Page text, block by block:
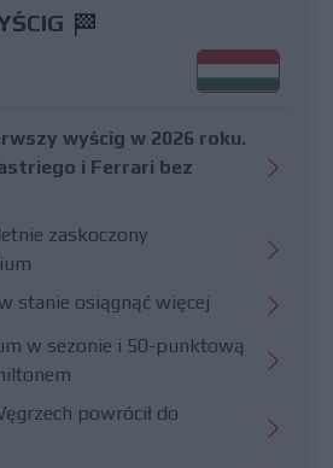
wyścig w 2026 roku.
i Ferrari bez
zaskoczony
stanie osiągnąć więcej
w sezonie i 50-punktową
powrócił do